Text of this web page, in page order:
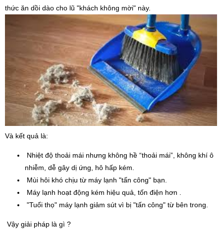
thức ăn dồi dào cho lũ "khách không mời" này.
Và kết quả là:
Nhiệt độ thoải mái nhưng không hề “thoải mái”, không khí ô
nhiễm, dễ gây dị ứng, hô hấp kém.
Mùi hôi khó chịu từ máy lạnh "tấn công" bạn.
Máy lạnh hoạt động kém hiệu quả, tốn điện hơn .
"Tuổi thọ" máy lạnh giảm sút vì bị "tấn công" từ bên trong.
Vậy giải pháp là gì ?